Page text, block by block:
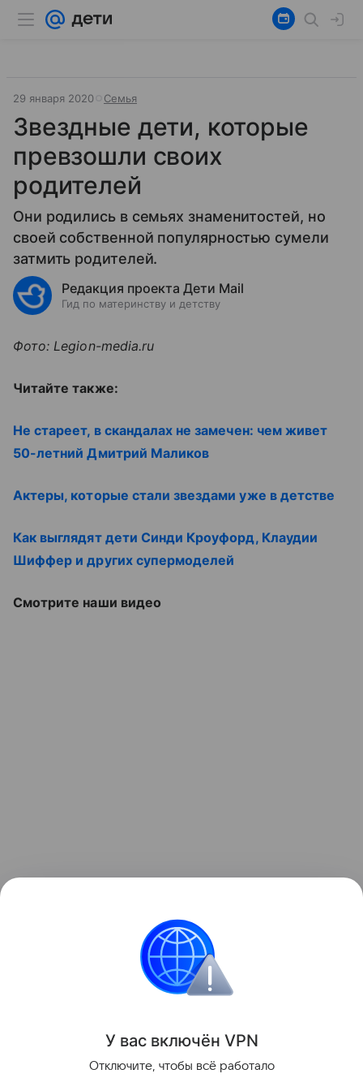
29 января 2020 Семья
Звездные дети, которые
превзошли своих
родителей
Они родились в семьях знаменитостей, но
своей собственной популярностью сумели
затмить родителей.
Редакция проекта Дети Mail
Гид по материнству и детству
Фото: Legion-media.ru
Читайте также:
Не стареет, в скандалах не замечен: чем живет
50-летний Дмитрий Маликов
Актеры, которые стали звездами уже в детстве
Как выглядят дети Синди Кроуфорд, Клаудии
Шиффер и других супермоделей
Смотрите наши видео
Контент недоступен
Поделиться
У вас включён VPN
Отключите, чтобы всё работало